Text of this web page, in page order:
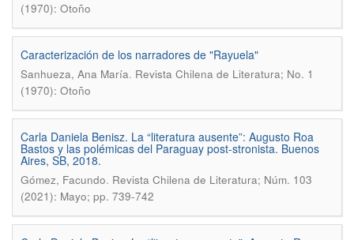
(1970): Otoño
Caracterización de los narradores de "Rayuela"
Sanhueza, Ana María. Revista Chilena de Literatura; No. 1
(1970): Otoño
Carla Daniela Benisz. La “literatura ausente”: Augusto Roa
Bastos y las polémicas del Paraguay post-stronista. Buenos
Aires, SB, 2018.
Gómez, Facundo. Revista Chilena de Literatura; Núm. 103
(2021): Mayo; pp. 739-742